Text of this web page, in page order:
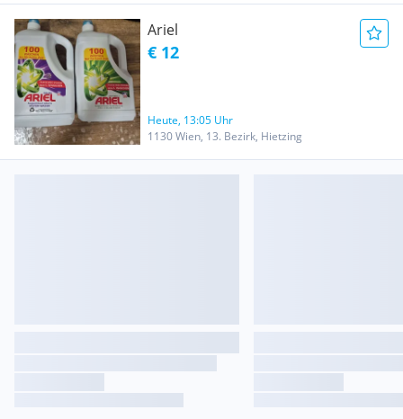
Ariel
€ 12
Heute, 13:05 Uhr
1130 Wien, 13. Bezirk, Hietzing